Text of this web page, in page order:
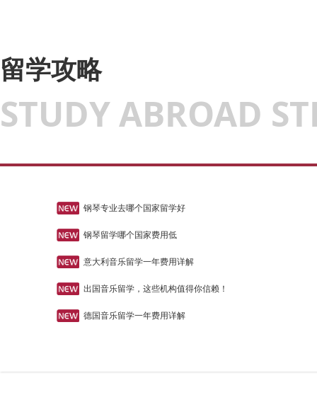
留学攻略
STUDY ABROAD
钢琴专业去哪个国家留学好
钢琴留学哪个国家费用低
意大利音乐留学一年费用详解
出国音乐留学，这些机构值得你信赖！
德国音乐留学一年费用详解